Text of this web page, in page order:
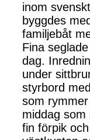
inom
byggdes
familjebåt
Fina
dag.
under
styrbord
som
middag
fin förpik